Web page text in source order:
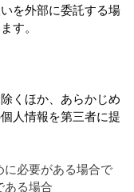
を外部に委託する場
す。
くほか、あらかじめ
人情報を第三者に提
に必要がある場合で
ある場合